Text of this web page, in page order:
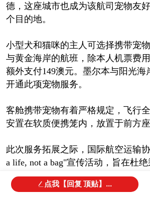
德，这座城市也成为该航司宠物友
个目的地。
小型犬和猫咪的主人可选择携带宠
与黄金海岸的航班，除本人机票费
额外支付149澳元。墨尔本与阳光海
开通此项宠物服务。
客舱携带宠物有着严格规定，飞行
安置在软质便携笼内，放置于前方座
此次服务拓展之际，国际航空运输
a life, not a bag"宣传活动，旨在杜
疏散时抢夺随身行李的行为。
点我【回复 顶贴】...